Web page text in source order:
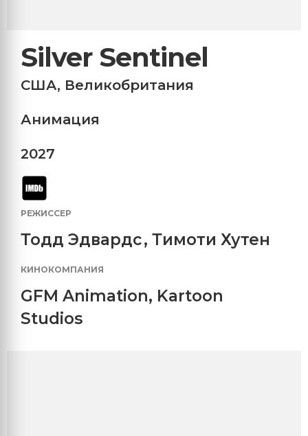
Silver Sentinel
США, Великобритания
Анимация
2027
РЕЖИССЕР
Тодд Эдвардс, Тимоти Хутен
КИНОКОМПАНИЯ
GFM Animation, Kartoon
Studios